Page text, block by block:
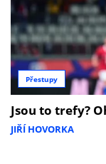
Přestupy
Jsou to trefy?
JIŘÍ HOVORKA